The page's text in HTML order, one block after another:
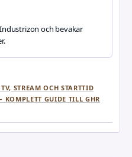
och bevakar
STREAM OCH STARTTID
KOMPLETT GUIDE TILL GHR